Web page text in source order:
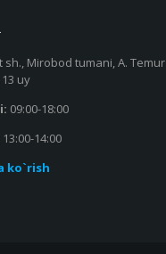
sh., Mirobod tumani, A. Temur
uy
09:00-18:00
13:00-14:00
ko`rish